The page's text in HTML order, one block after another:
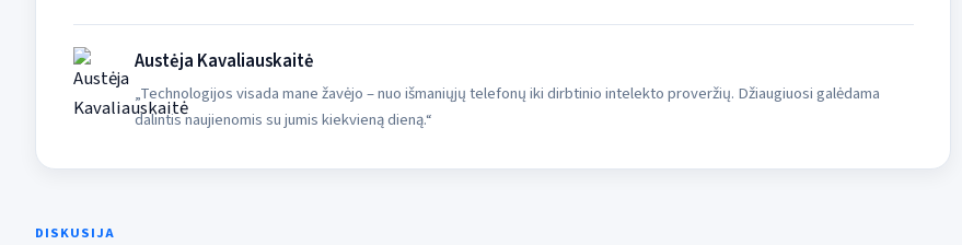
Austėja Kavaliauskaitė
„Technologijos visada mane žavėjo – nuo išmaniųjų telefonų iki dirbtinio intelekto proveržių. Džiaugiuosi galėdama
dalintis naujienomis su jumis kiekvieną dieną.“
DISKUSIJA